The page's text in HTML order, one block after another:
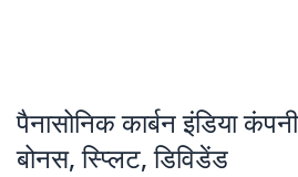
पैनासोनिक कार्बन इंडिया
बोनस, स्प्लिट, डिविडेंड